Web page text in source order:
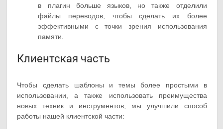
в плагин больше языков, но также отделили
файлы переводов, чтобы сделать их более
эффективными с точки зрения использования
памяти.
Клиентская часть
Чтобы сделать шаблоны и темы более простыми в
использовании, а также использовать преимущества
новых техник и инструментов, мы улучшили способ
работы нашей клиентской части: